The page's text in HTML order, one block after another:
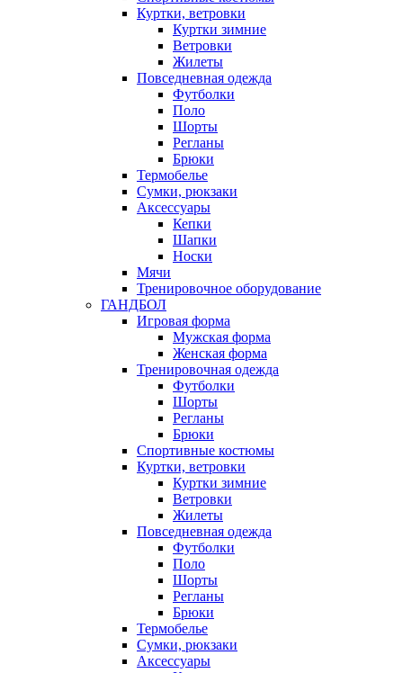
Куртки, ветровки
Куртки зимние
Ветровки
Жилеты
Повседневная одежда
Футболки
Поло
Шорты
Регланы
Брюки
Термобелье
Сумки, рюкзаки
Аксессуары
Кепки
Шапки
Носки
Мячи
Тренировочное оборудование
ГАНДБОЛ
Игровая форма
Мужская форма
Женская форма
Тренировочная одежда
Футболки
Шорты
Регланы
Брюки
Спортивные костюмы
Куртки, ветровки
Куртки зимние
Ветровки
Жилеты
Повседневная одежда
Футболки
Поло
Шорты
Регланы
Брюки
Термобелье
Сумки, рюкзаки
Аксессуары